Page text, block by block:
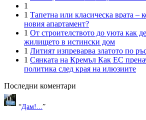
1
1 Тапетна или класическа врата –
новия апартамент?
1 От строителството до уюта как
жилището в истински дом
1 Литият изпреварва златото по
1 Сянката на Кремъл Как ЕС
политика след края на илюзиите
Последни коментари
“Дам!... ”